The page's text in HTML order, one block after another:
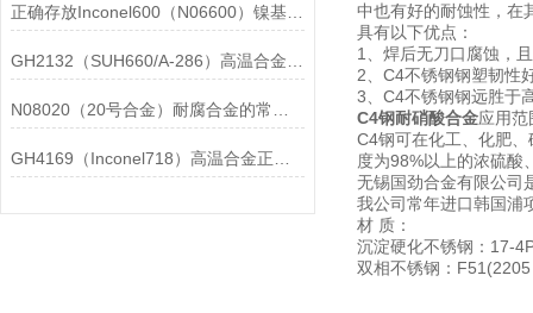
正确存放Inconel600（N06600）镍基合金的重要性介绍
中也有好的耐蚀性，在
具有以下优点：
1、焊后无刀口腐蚀，
2、C4不锈钢钢塑韧性
3、C4不锈钢钢远胜于
C4钢耐硝酸合金应用范
C4钢可在化工、化肥
度为98%以上的浓硫酸
无锡国劲合金有限公司
我公司常年进口韩国浦
材 质：
沉淀硬化不锈钢：17-
双相不锈钢：